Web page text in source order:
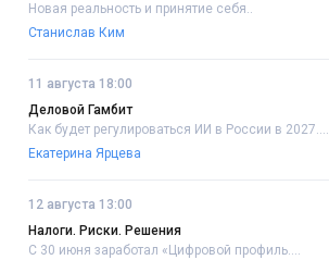
Новая реальность и принятие себя..
Станислав Ким
11 августа 18:00
Деловой Гамбит
Как будет регулироваться ИИ в России в 2027....
Екатерина Ярцева
12 августа 13:00
Налоги. Риски. Решения
С 30 июня заработал «Цифровой профиль....